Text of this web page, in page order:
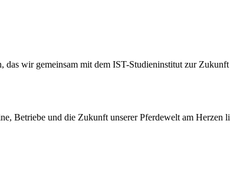
wir gemeinsam mit dem IST-Studieninstitut zur
Betriebe und die Zukunft unserer Pferdewelt am Herzen